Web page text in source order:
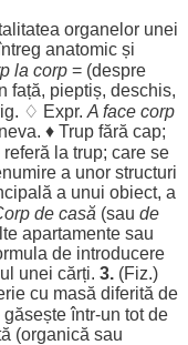
organelorunei
anatomicși
la corp= (despre
față, pieptiș, deschis,
. ♢ Expr. A face corp
♦ Trup fără cap;
referă la trup; care se
a unor structuri
a unui obiect, a
de casă (sau de
apartamentesau
de introducere
unei cărți. 3.(Fiz.)
cu masă diferită de
găseșteîntr-un tot de
(organică sau